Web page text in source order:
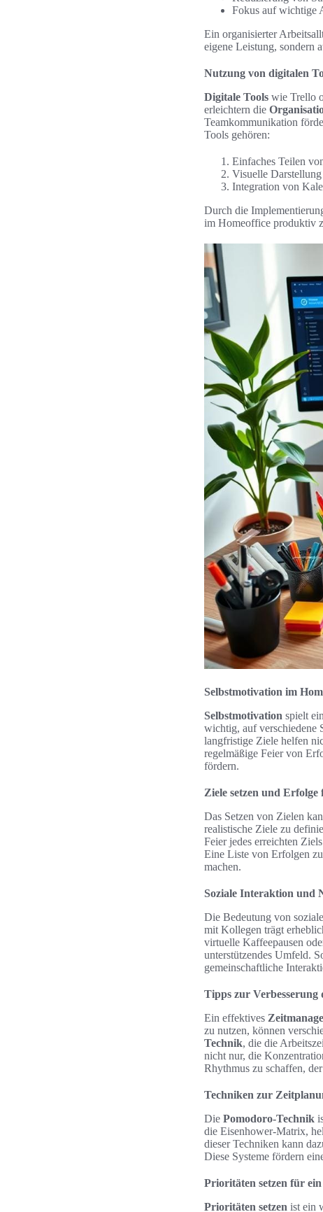
Fokus auf wichtige
Ein organisierter
eigene Leistung, sondern
Nutzung von digitalen
Digitale Tools wie Trello
erleichtern die
Teamkommunikation
Tools gehören:
Einfaches Teilen
Visuelle
Integration von
Durch die
im Homeoffice produktiv
Selbstmotivation im
Selbstmotivation spielt
wichtig, auf verschiedene
langfristige Ziele helfen
regelmäßige Feier von
fördern.
Ziele setzen und Erfolge
Das Setzen von Zielen
realistische Ziele zu
Feier jedes erreichten
Eine Liste von Erfolgen
machen.
Soziale Interaktion und
Die Bedeutung von
mit Kollegen trägt
virtuelle Kaffeepausen
unterstützendes Umfeld.
gemeinschaftliche
Tipps zur Verbesserung
Ein effektives
zu nutzen, können
Technik, die die
nicht nur, die
Rhythmus zu schaffen,
Techniken zur
Die Pomodoro-Technik
die Eisenhower-Matrix,
dieser Techniken kann
Diese Systeme fördern
Prioritäten setzen für
Prioritäten setzen ist ein